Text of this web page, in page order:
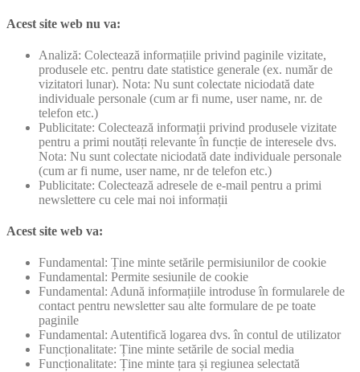
Acest site web nu va:
Analiză: Colectează informațiile privind paginile vizitate,
produsele etc. pentru date statistice generale (ex. număr de
vizitatori lunar). Nota: Nu sunt colectate niciodată date
individuale personale (cum ar fi nume, user name, nr. de
telefon etc.)
Publicitate: Colectează informații privind produsele vizitate
pentru a primi noutăți relevante în funcție de interesele dvs.
Nota: Nu sunt colectate niciodată date individuale personale
(cum ar fi nume, user name, nr de telefon etc.)
Publicitate: Colectează adresele de e-mail pentru a primi
newslettere cu cele mai noi informații
Acest site web va:
Fundamental: Ține minte setările permisiunilor de cookie
Fundamental: Permite sesiunile de cookie
Fundamental: Adună informațiile introduse în formularele de
contact pentru newsletter sau alte formulare de pe toate
paginile
Fundamental: Autentifică logarea dvs. în contul de utilizator
Funcționalitate: Ține minte setările de social media
Funcționalitate: Ține minte țara și regiunea selectată